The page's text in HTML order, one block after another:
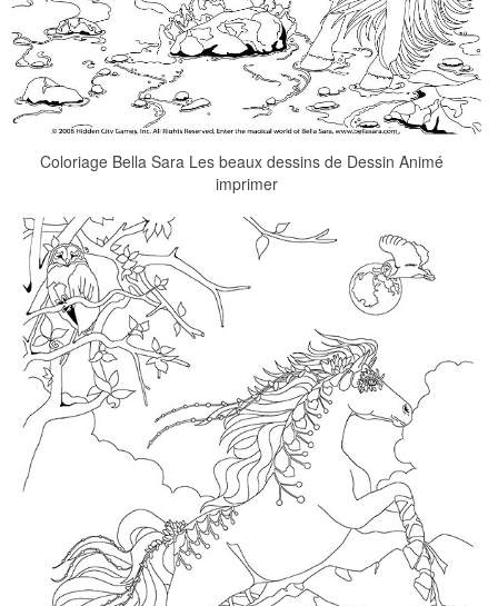
Coloriage Bella Sara Les beaux dessins de Dessin Animé
imprimer